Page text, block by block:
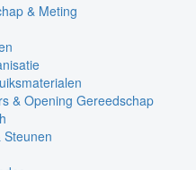
& Meting
& Opening Gereedschap
Steunen